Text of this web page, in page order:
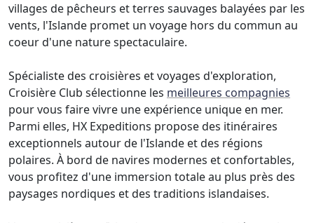
villages de pêcheurs et terres sauvages balayées par les
vents, l'Islande promet un voyage hors du commun au
coeur d'une nature spectaculaire.
Spécialiste des croisières et voyages d'exploration,
Croisière Club sélectionne les meilleures compagnies
pour vous faire vivre une expérience unique en mer.
Parmi elles, HX Expeditions propose des itinéraires
exceptionnels autour de l'Islande et des régions
polaires. À bord de navires modernes et confortables,
vous profitez d'une immersion totale au plus près des
paysages nordiques et des traditions islandaises.